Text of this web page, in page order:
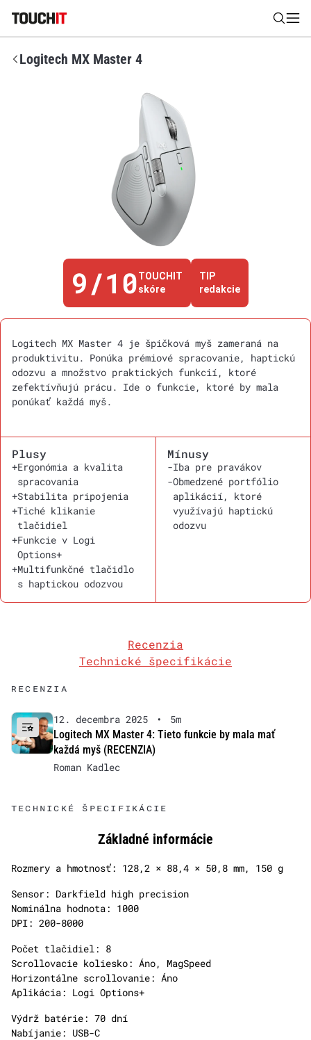
Videá
Výsledky vyhľadávania
Zadajte frázu pre vyhľadanie
Logitech MX Master 4
9/10TOUCHIT
skóre
TIP
redakcie
Logitech MX Master 4 je špičková myš zameraná na
produktivitu. Ponúka prémiové spracovanie, haptickú
odozvu a množstvo praktických funkcií, ktoré
zefektívňujú prácu. Ide o funkcie, ktoré by mala
ponúkať každá myš.
Plusy
+Ergonómia a kvalita
spracovania
+Stabilita pripojenia
+Tiché klikanie
tlačidiel
+Funkcie v Logi
Options+
+Multifunkčné tlačidlo
s haptickou odozvou
Mínusy
-Iba pre pravákov
-Obmedzené portfólio
aplikácií, ktoré
využívajú haptickú
odozvu
Recenzia
Technické špecifikácie
RECENZIA
12. decembra 2025 •
5m
Logitech MX Master 4: Tieto funkcie by mala mať
každá myš (RECENZIA)
Roman Kadlec
TECHNICKÉ ŠPECIFIKÁCIE
Základné informácie
Rozmery a hmotnosť: 128,2 × 88,4 × 50,8 mm, 150 g
Sensor: Darkfield high precision
Nominálna hodnota: 1000
DPI: 200-8000
Počet tlačidiel: 8
Scrollovacie koliesko: Áno, MagSpeed
Horizontálne scrollovanie: Áno
Aplikácia: Logi Options+
Výdrž batérie: 70 dní
Nabíjanie: USB-C